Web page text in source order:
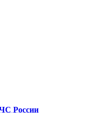
России